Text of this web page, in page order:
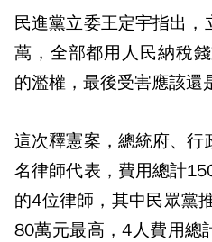
民進黨立委王定宇指出
萬，全部都用人民納稅
的濫權，最後受害應該還
這次釋憲案，總統府、
名律師代表，費用總計
的4位律師，其中民眾黨
80萬元最高，4人費用總